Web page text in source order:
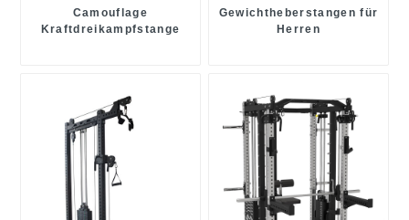
Camouflage
Kraftdreikampfstange
Gewichtheberstangen für
Herren